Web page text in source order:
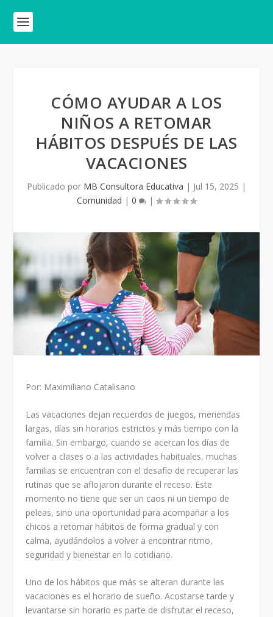
CÓMO AYUDAR A LOS
NIÑOS A RETOMAR
HÁBITOS DESPUÉS DE LAS
VACACIONES
Publicado por MB Consultora Educativa | Jul 15, 2025 |
Comunidad | 0 |
Por: Maximiliano Catalisano
Las vacaciones dejan recuerdos de juegos, meriendas
largas, días sin horarios estrictos y más tiempo con la
familia. Sin embargo, cuando se acercan los días de
volver a clases o a las actividades habituales, muchas
familias se encuentran con el desafío de recuperar las
rutinas que se aflojaron durante el receso. Este
momento no tiene que ser un caos ni un tiempo de
peleas, sino una oportunidad para acompañar a los
chicos a retomar hábitos de forma gradual y con
calma, ayudándolos a volver a encontrar ritmo,
seguridad y bienestar en lo cotidiano.
Uno de los hábitos que más se alteran durante las
vacaciones es el horario de sueño. Acostarse tarde y
levantarse sin horario es parte de disfrutar el receso,